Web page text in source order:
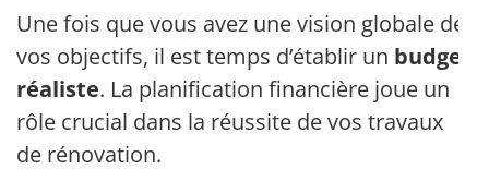
Une fois que vous avez une vision globale de
vos objectifs, il est temps d’établir un budget
réaliste. La planification financière joue un
rôle crucial dans la réussite de vos travaux
de rénovation.